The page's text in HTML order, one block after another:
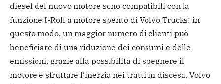
diesel del nuovo motore sono compatibili con la
funzione I-Roll a motore spento di Volvo Trucks: in
questo modo, un maggior numero di clienti può
beneficiare di una riduzione dei consumi e delle
emissioni, grazie alla possibilità di spegnere il
motore e sfruttare l’inerzia nei tratti in discesa. Volvo